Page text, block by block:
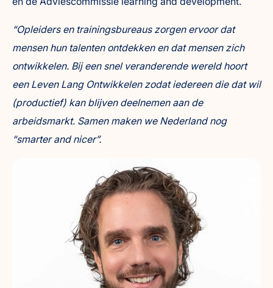
“Opleiders en trainingsbureaus zorgen ervoor dat
mensen hun talenten ontdekken en dat mensen zich
ontwikkelen. Bij een snel veranderende wereld hoort
een Leven Lang Ontwikkelen zodat iedereen die dat wil
(productief) kan blijven deelnemen aan de
arbeidsmarkt. Samen maken we Nederland nog
“smarter and nicer”.